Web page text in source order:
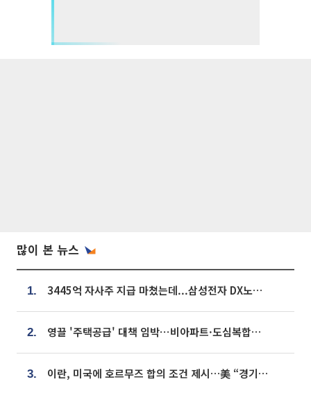
많이 본 뉴스
1. 3445억 자사주 지급 마쳤는데...삼성전자 DX노조, 뒤늦은 '떼쓰기 집회'
2. 영끌 '주택공급' 대책 임박⋯비아파트·도심복합까지 총동원
3. 이란, 미국에 호르무즈 합의 조건 제시…美 “경기 아직 안 끝나” [종합]